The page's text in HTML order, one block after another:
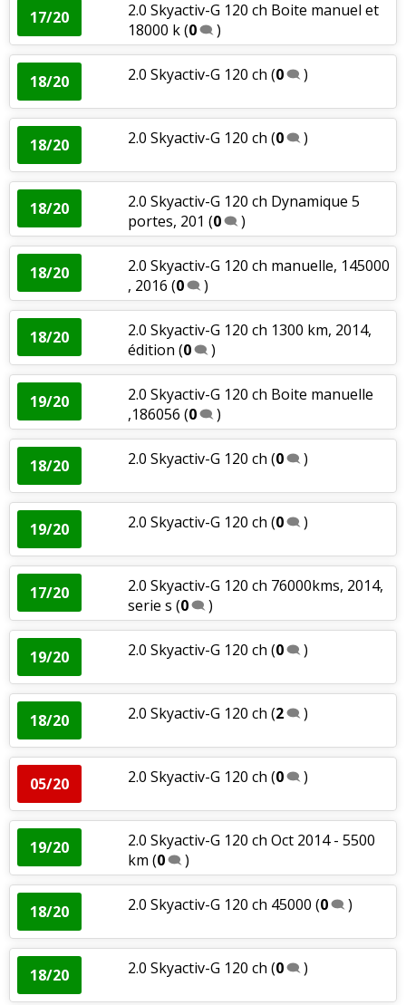
17/20
2.0 Skyactiv-G 120 ch Boite manuel et
18000 k(0 )
18/20 2.0 Skyactiv-G 120 ch (0 )
18/20 2.0 Skyactiv-G 120 ch (0 )
18/20
2.0 Skyactiv-G 120 ch Dynamique 5
portes, 201 (0 )
18/20
2.0 Skyactiv-G 120 ch manuelle, 145000
, 2016 (0 )
18/20
2.0 Skyactiv-G 120 ch 1300 km, 2014,
édition (0 )
19/20
2.0 Skyactiv-G 120 ch Boite manuelle
,186056 (0 )
18/20 2.0 Skyactiv-G 120 ch (0 )
19/20 2.0 Skyactiv-G 120 ch (0 )
17/20
2.0 Skyactiv-G 120 ch 76000kms, 2014,
serie s (0 )
19/20 2.0 Skyactiv-G 120 ch (0 )
18/20 2.0 Skyactiv-G 120 ch (2 )
05/20 2.0 Skyactiv-G 120 ch (0 )
19/20
2.0 Skyactiv-G 120 ch Oct 2014 - 5500
km (0 )
18/20 2.0 Skyactiv-G 120 ch 45000 (0 )
18/20 2.0 Skyactiv-G 120 ch (0 )